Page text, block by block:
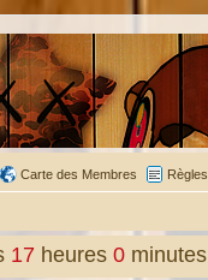
Carte des Membres Règles
17 heures 0 minutes